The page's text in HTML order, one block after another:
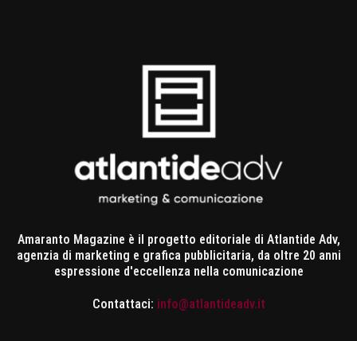
Amaranto Magazine è il progetto editoriale di Atlantide Adv,
agenzia di marketing e grafica pubblicitaria, da oltre 20 anni
espressione d'eccellenza nella comunicazione
Contattaci: info@atlantideadv.it